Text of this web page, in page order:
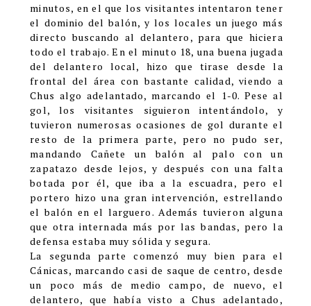
minutos, en el que los visitantes intentaron tener
el dominio del balón, y los locales un juego más
directo buscando al delantero, para que hiciera
todo el trabajo. En el minuto 18, una buena jugada
del delantero local, hizo que tirase desde la
frontal del área con bastante calidad, viendo a
Chus algo adelantado, marcando el 1-0. Pese al
gol, los visitantes siguieron intentándolo, y
tuvieron numerosas ocasiones de gol durante el
resto de la primera parte, pero no pudo ser,
mandando Cañete un balón al palo con un
zapatazo desde lejos, y después con una falta
botada por él, que iba a la escuadra, pero el
portero hizo una gran intervención, estrellando
el balón en el larguero. Además tuvieron alguna
que otra internada más por las bandas, pero la
defensa estaba muy sólida y segura.
La segunda parte comenzó muy bien para el
Cánicas, marcando casi de saque de centro, desde
un poco más de medio campo, de nuevo, el
delantero, que había visto a Chus adelantado,